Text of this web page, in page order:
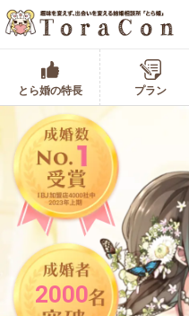
とら婚の特長 プラン
2000